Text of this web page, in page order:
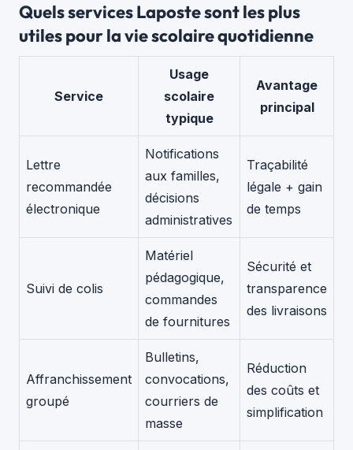
Quels services Laposte sont les plus
utiles pour la vie scolaire quotidienne
Service
Usage
scolaire
typique
Avantage
principal
Lettre
recommandée
électronique
Notifications
aux familles,
décisions
administratives
Traçabilité
légale + gain
de temps
Suivi de colis
Matériel
pédagogique,
commandes
de fournitures
Sécurité et
transparence
des livraisons
Affranchissement
groupé
Bulletins,
convocations,
courriers de
masse
Réduction
des coûts et
simplification